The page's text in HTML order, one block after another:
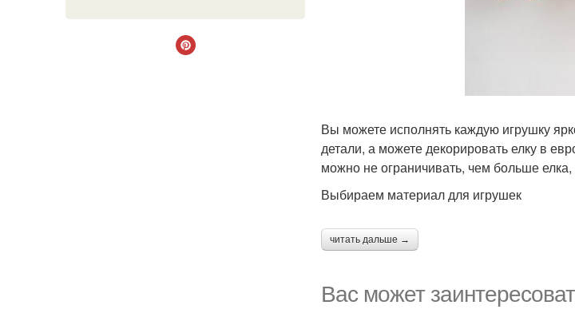
Вы можете исполнять каждую игрушку
детали, а можете декорировать елку в
можно не ограничивать, чем больше
Выбираем материал для игрушек
читать дальше →
Вас может